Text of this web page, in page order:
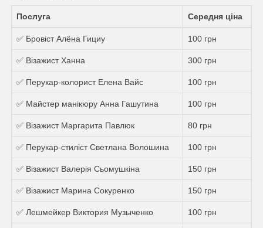
Послуга Середня ціна
✅ Бровіст Алёна Гициу 100 грн
✅ Візажист Ханна 300 грн
✅ Перукар-колорист Елена Вайс 100 грн
✅ Майстер манікюру Анна Гашутина 100 грн
✅ Візажист Маргарита Павлюк 80 грн
✅ Перукар-стиліст Светлана Волошина 100 грн
✅ Візажист Валерія Сьомушкіна 150 грн
✅ Візажист Марина Сокуренко 150 грн
✅ Лешмейкер Виктория Музыченко 100 грн